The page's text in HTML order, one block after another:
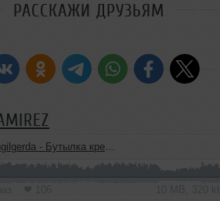
РАССКАЖИ ДРУЗЬЯМ
крепкого (Ramirez Remix)